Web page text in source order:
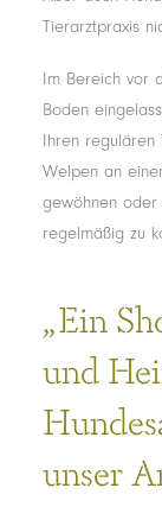
Tierarztpraxis
Im Bereich vor
Boden
Ihren regulären
Welpen an
gewöhnen
regelmäßig zu
„Ein
und
unser